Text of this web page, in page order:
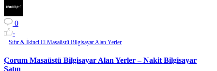
0
-
Sıfır & İkinci El Masaüstü Bilgisayar Alan Yerler
Çorum Masaüstü Bilgisayar Alan Yerler – Nakit Bilgisayar
Satın